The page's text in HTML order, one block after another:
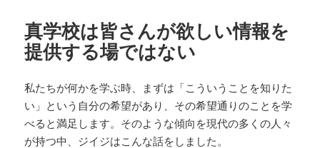
真学校は皆さんが欲しい情報を
提供する場ではない
私たちが何かを学ぶ時、まずは「こういうことを知りた
い」という自分の希望があり、その希望通りのことを学
べると満足します。そのような傾向を現代の多くの人々
が持つ中、ジイジはこんな話をしました。